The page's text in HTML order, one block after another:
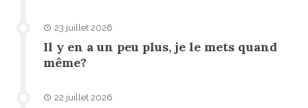
23 juillet 2026
Il y en a un peu plus, je le mets quand
même?
22 juillet 2026